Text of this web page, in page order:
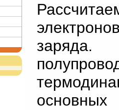
заряда.